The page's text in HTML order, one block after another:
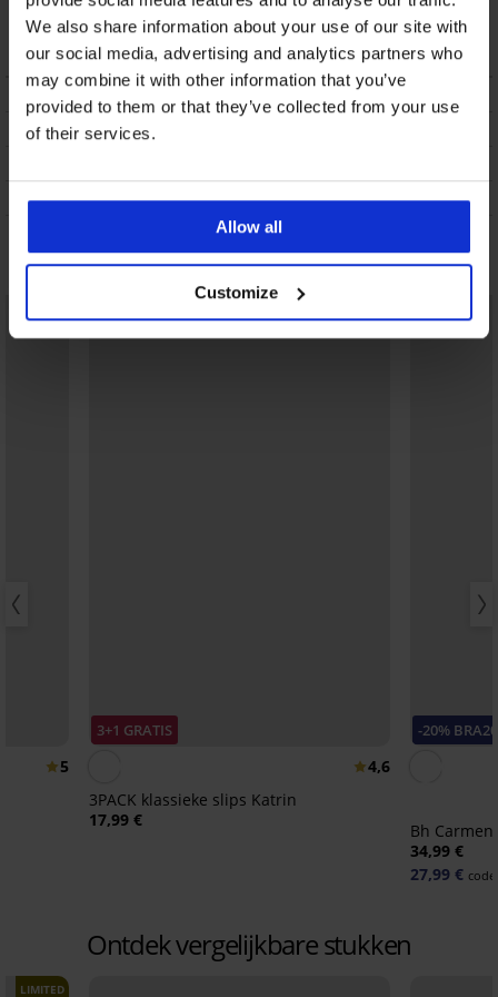
We also share information about your use of our site with
our social media, advertising and analytics partners who
may combine it with other information that you’ve
provided to them or that they’ve collected from your use
of their services.
Allow all
Customize
Blue
32,99 €
Blue
15,90 €
BESCHRIJVING
VERZENDING EN BETALING
ONDERHOUD EN WASSEN
Misschien vindt u dit ook leuk
5
3+1 GRATIS
4,6
3PACK klassieke slips Katrin
17,99 €
-20% BRA20
Bh
34,99 €
27,99 € code:
Ontdek vergelijkbare stukken
LIMITED